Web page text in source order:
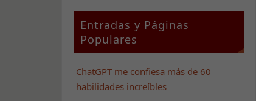
Entradas y Páginas
Populares
ChatGPT me confiesa más de 60
habilidades increíbles